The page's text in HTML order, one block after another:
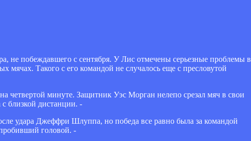
не побеждавшего с сентября. У Лис отмечены серьезные проблемы в
Такого с его командой не случалось еще с пресловутой
четвертой минуте. Защитник Уэс Морган нелепо срезал мяч в свои
близкой дистанции. -
удара Джеффри Шлуппа, но победа все равно была за командой
головой. -